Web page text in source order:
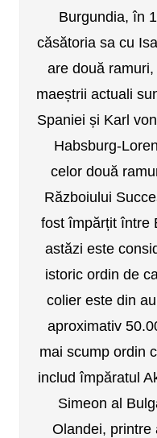
Burgundia, în
căsătoria sa cu
are două
maeștrii actuali
Spaniei și Karl
Habsburg-
celor două
Războiului
fost împărțit între
astăzi este
istoric ordin de
colier este din
aproximativ
mai scump ordin
includ împăratul
Simeon al
Olandei, printre